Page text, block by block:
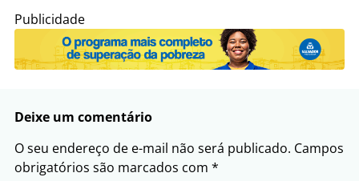
Publicidade
Deixe um comentário
O seu endereço de e-mail não será publicado. Campos
obrigatórios são marcados com *